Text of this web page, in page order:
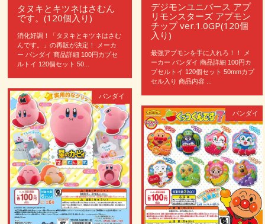
タヌキとキツネはさむん
です。(120個入り)
消化好調！「タヌキとキツネはさむ
んです。」の再販が決定！ メーカ
ー バンダイ 商品詳細 100円カプセ
ルトイ 120個セット 50...
デジモンユニバース アプ
リモンスターズ アプモン
チップ ver.1.0GP(120個
入り)
最強アプモンを手に入れろ！！ メ
ーカー バンダイ 商品詳細 100円カ
プセルトイ 120個セット 50mmカプ
セル入り 商品内容 ...
バンダイ
バンダイ